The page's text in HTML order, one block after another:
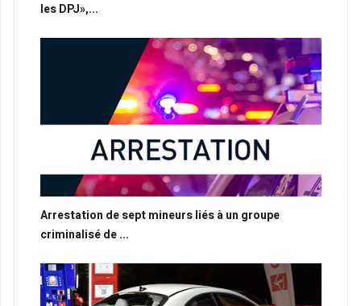
les DPJ»,...
Arrestation de sept mineurs liés à un groupe
criminalisé de ...